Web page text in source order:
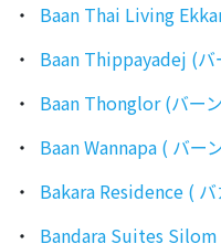
Baan Thai Living
Baan Thippayadej (バ
Baan Thonglor (バー
Baan Wannapa ( バー
Bakara Residence (
Bandara Suites